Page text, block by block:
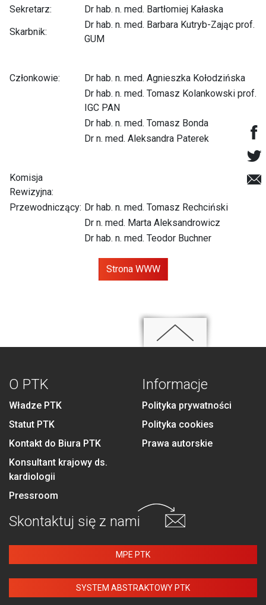
Sekretarz:
Dr hab. n. med. Bartłomiej Kałaska
Skarbnik:
Dr hab. n. med. Barbara Kutryb-Zając prof.
GUM
Członkowie:
Dr hab. n. med. Agnieszka Kołodzińska
Dr hab. n. med. Tomasz Kolankowski prof.
IGC PAN
Dr hab. n. med. Tomasz Bonda
Dr n. med. Aleksandra Paterek
Komisja
Rewizyjna:
Przewodniczący: Dr hab. n. med. Tomasz Rechciński
Dr n. med. Marta Aleksandrowicz
Dr hab. n. med. Teodor Buchner
Strona WWW
O PTK
Władze PTK
Statut PTK
Kontakt do Biura PTK
Konsultant krajowy ds.
kardiologii
Pressroom
Informacje
Polityka prywatności
Polityka cookies
Prawa autorskie
Skontaktuj się z nami
MPE PTK
SYSTEM ABSTRAKTOWY PTK